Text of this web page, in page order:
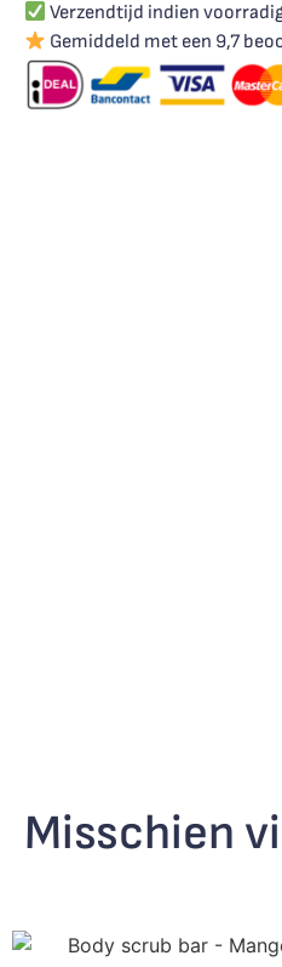
Verzendtijd indien
Gemiddeld met een 9,7
Misschien